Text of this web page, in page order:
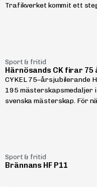
Trafikverket kommit ett
Sport & fritid
Härnösands CK firar 75
CYKEL 75–årsjubilerande
195 mästerskapsmedaljer
svenska mästerskap. För
Sport & fritid
Brännans HF P11